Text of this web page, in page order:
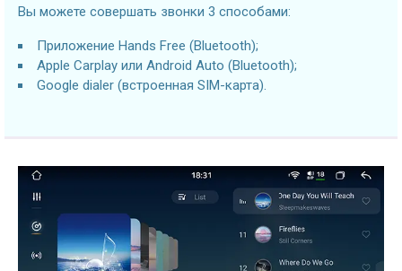
Вы можете совершать звонки 3 способами:
Приложение Hands Free (Bluetooth);
Apple Carplay или Android Auto (Bluetooth);
Google dialer (встроенная SIM-карта).